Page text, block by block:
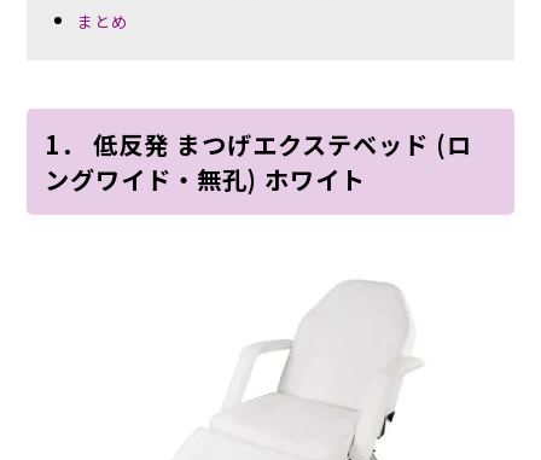
まとめ
1． 低反発 まつげエクステベッド (ロ
ングワイド・無孔) ホワイト